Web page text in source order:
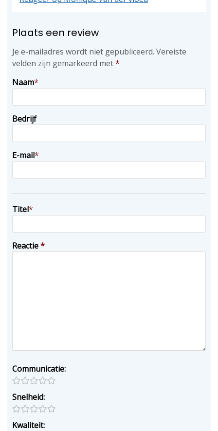
Plaats een review
Je e-mailadres wordt niet gepubliceerd. Vereiste
velden zijn gemarkeerd met*
Naam*
Bedrijf
E-mail*
Titel*
Reactie*
Communicatie:
Snelheid:
Kwaliteit: